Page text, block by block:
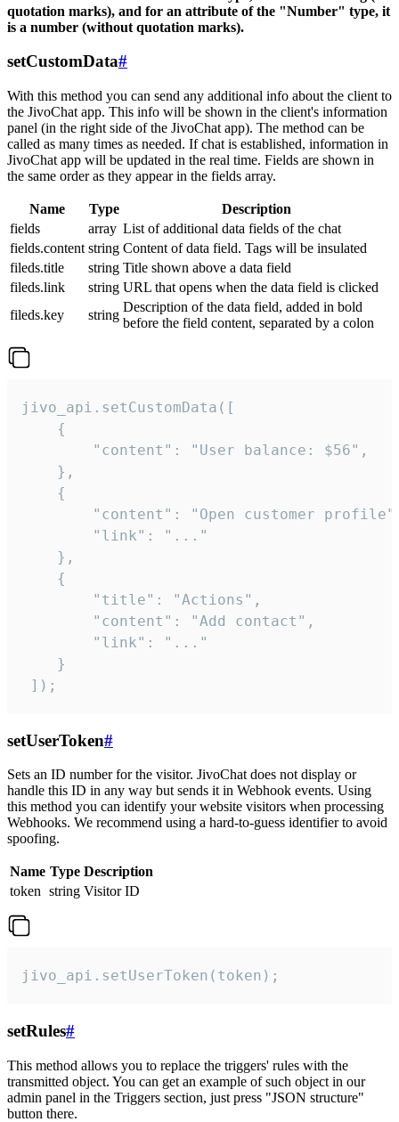
quotation marks), and for an attribute of the "Number" type, it
is a number (without quotation marks).
setCustomData#
With this method you can send any additional info about the client to
the JivoChat app. This info will be shown in the client's information
panel (in the right side of the JivoChat app). The method can be
called as many times as needed. If chat is established, information in
JivoChat app will be updated in the real time. Fields are shown in
the same order as they appear in the fields array.
Name Type
Description
fields
array List of additional data fields of the chat
fields.content string Content of data field. Tags will be insulated
fileds.title
string Title shown above a data field
fileds.link
string URL that opens when the data field is clicked
fileds.key
string
Description of the data field, added in bold
before the field content, separated by a colon
jivo_api.setCustomData([
    {
        "content": "User balance: $56",
    },
    {
"content": "Open customer
        "link": "..."
    },
    {
        "title": "Actions",
        "content": "Add contact",
        "link": "..."
    }
]);
setUserToken#
Sets an ID number for the visitor. JivoChat does not display or
handle this ID in any way but sends it in Webhook events. Using
this method you can identify your website visitors when processing
Webhooks. We recommend using a hard-to-guess identifier to avoid
spoofing.
Name Type Description
token string Visitor ID
jivo_api.setUserToken(token);
setRules#
This method allows you to replace the triggers' rules with the
transmitted object. You can get an example of such object in our
admin panel in the Triggers section, just press "JSON structure"
button there.